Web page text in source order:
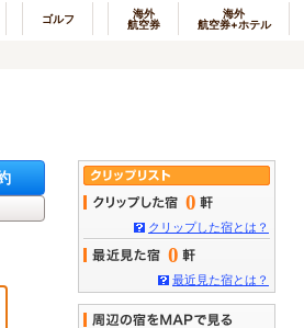
ゴルフ
海外
航空券
海外
航空券+ホテル
0
クリップした宿とは？
0
最近見た宿とは？